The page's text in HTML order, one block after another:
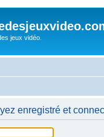
jeux vidéo.
enregistré et